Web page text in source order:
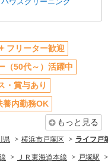
40代～）活躍中
給
フリーター歓迎
（50代～）活躍中
・賞与あり
養内勤務OK
もっと見る
県 横浜市戸塚区 ライフ戸
ＪＲ東海道本線 戸塚駅